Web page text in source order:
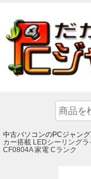
中古パソコンのPCジャン
カー搭載 LEDシーリング
CF0804A 家電 Cランク